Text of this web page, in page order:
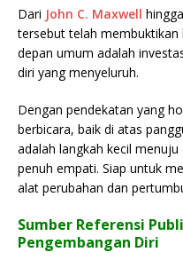
Dari John C. Maxwell
tersebut telah
depan umum adalah
diri yang menyeluruh.
Dengan pendekatan yang
berbicara, baik di atas
adalah langkah kecil
penuh empati. Siap untuk
alat perubahan dan
Sumber Referensi
Pengembangan Diri